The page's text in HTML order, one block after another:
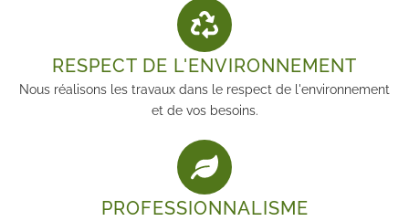
RESPECT DE L'ENVIRONNEMENT
Nous réalisons les travaux dans le respect de l'environnement
et de vos besoins.
PROFESSIONNALISME